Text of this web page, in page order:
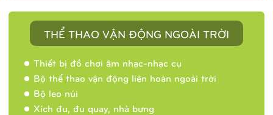
THỂ THAO VẬN ĐỘNG NGOÀI TRỜI
Thiết bị đồ chơi âm nhạc-nhạc cụ
Bộ thể thao vận động liên hoàn ngoài trời
Bộ leo núi
Xích đu, đu quay, nhà bưng